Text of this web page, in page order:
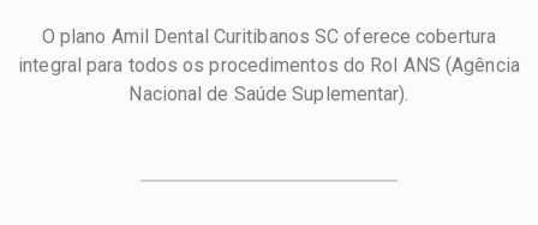
O plano Amil Dental Curitibanos SC oferece cobertura
integral para todos os procedimentos do Rol ANS (Agência
Nacional de Saúde Suplementar).